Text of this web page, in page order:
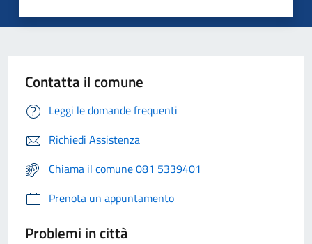
Contatta il comune
Leggi le domande frequenti
Richiedi Assistenza
Chiama il comune 081 5339401
Prenota un appuntamento
Problemi in città